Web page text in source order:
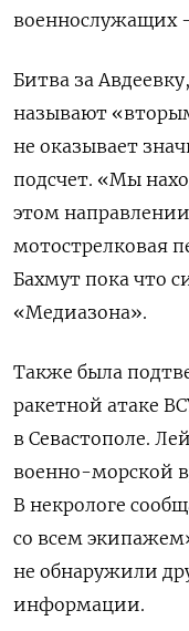
военнослужащих
Битва за
называют
не оказывает
подсчет. «Мы
этом
мотострелковая
Бахмут пока что
«Медиазона».
Также была
ракетной атаке
в Севастополе.
военно-морской
В некрологе
со всем
не обнаружили
информации.